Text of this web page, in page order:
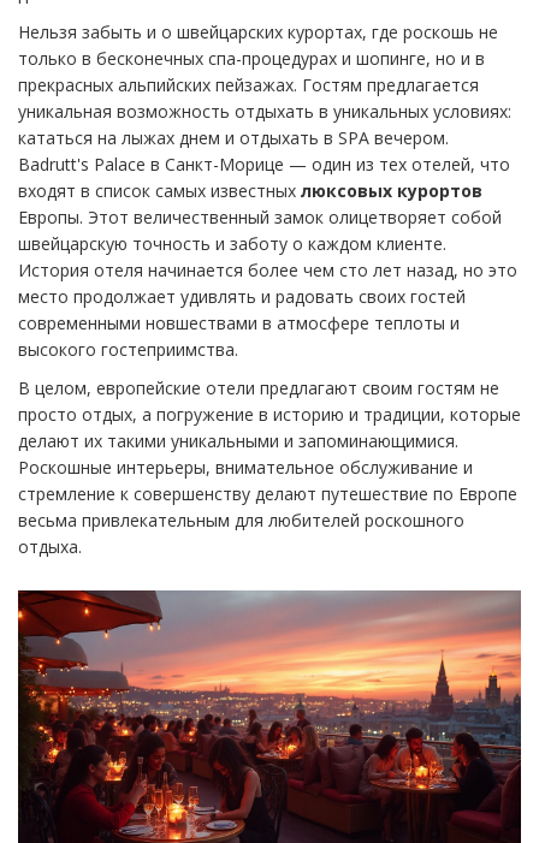
Нельзя забыть и о швейцарских курортах, где роскошь не
только в бесконечных спа-процедурах и шопинге, но и в
прекрасных альпийских пейзажах. Гостям предлагается
уникальная возможность отдыхать в уникальных условиях:
кататься на лыжах днем и отдыхать в SPA вечером.
Badrutt's Palace в Санкт-Морице — один из тех отелей, что
входят в список самых известных люксовых курортов
Европы. Этот величественный замок олицетворяет собой
швейцарскую точность и заботу о каждом клиенте.
История отеля начинается более чем сто лет назад, но это
место продолжает удивлять и радовать своих гостей
современными новшествами в атмосфере теплоты и
высокого гостеприимства.
В целом, европейские отели предлагают своим гостям не
просто отдых, а погружение в историю и традиции, которые
делают их такими уникальными и запоминающимися.
Роскошные интерьеры, внимательное обслуживание и
стремление к совершенству делают путешествие по Европе
весьма привлекательным для любителей роскошного
отдыха.